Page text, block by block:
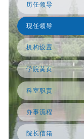
历任领导
现任领导
机构设置
学院黄页
科室职责
办事流程
院长信箱